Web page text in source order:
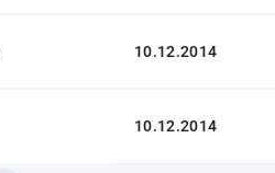
10.12.2014
10.12.2014